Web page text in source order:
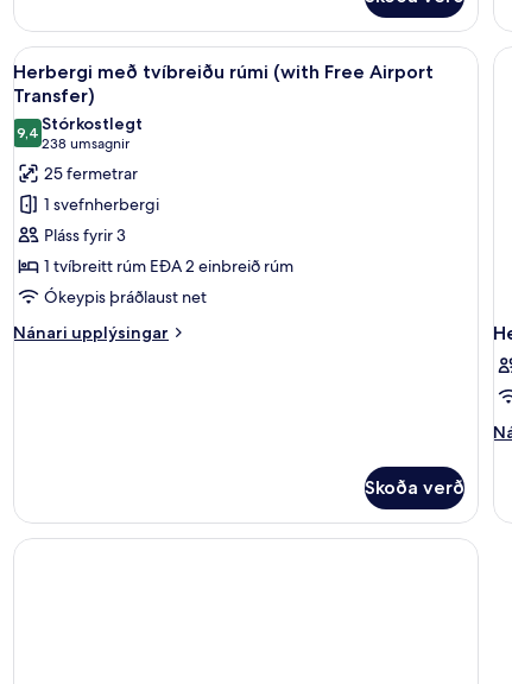
tvíbreitt
rúm
(with
Free
Airport
Transfer)
rúm með memory foam dýnum, míníbar
Skoða
allar
myndir
fyrir
Herbergi
með
tvíbreiðu
rúmi
(with
Free
Airport
Rúmföt af bestu gerð, dúnsængur,
10
Herbergi með tvíbreiðu rúmi (with Free Airport
Transfer)
9,49,4 af 10
Stórkostlegt
238 umsagnir
(238
umsagnir)
25 fermetrar
1 svefnherbergi
Pláss fyrir 3
1 tvíbreitt rúm EÐA 2 einbreið rúm
Ókeypis þráðlaust net
Nánari upplýsingar
Nánari
Airport
Transfer)
Skoða verð